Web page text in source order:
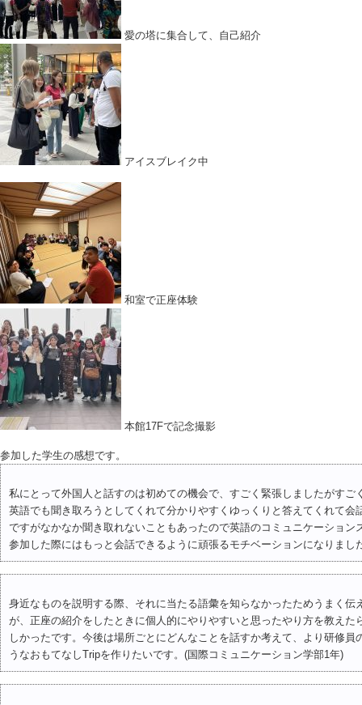
愛の塔に集合して、自己紹介
アイスブレイク中
和室で正座体験
本館17Fで記念撮影
参加した学生の感想です。
私にとって外国人と話すのは初めての機会で、すごく緊張しましたがすご
英語でも聞き取ろうとしてくれて分かりやすくゆっくりと答えてくれて会
ですがなかなか聞き取れないこともあったので英語のコミュニケーション
参加した際にはもっと会話できるように頑張るモチベーションになりまし
身近なものを説明する際、それに当たる語彙を知らなかったためうまく伝
が、正座の紹介をしたときに個人的にやりやすいと思ったやり方を教えた
しかったです。今後は場所ごとにどんなことを話すか考えて、より研修員
うなおもてなしTripを作りたいです。(国際コミュニケーション学部1年)